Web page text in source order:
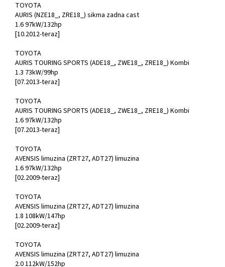
TOYOTA
AURIS (NZE18_, ZRE18_) sikma zadna cast
1.6 97kW/132hp
[10.2012-teraz]
TOYOTA
AURIS TOURING SPORTS (ADE18_, ZWE18_, ZRE18_) Kombi
1.3 73kW/99hp
[07.2013-teraz]
TOYOTA
AURIS TOURING SPORTS (ADE18_, ZWE18_, ZRE18_) Kombi
1.6 97kW/132hp
[07.2013-teraz]
TOYOTA
AVENSIS limuzina (ZRT27, ADT27) limuzina
1.6 97kW/132hp
[02.2009-teraz]
TOYOTA
AVENSIS limuzina (ZRT27, ADT27) limuzina
1.8 108kW/147hp
[02.2009-teraz]
TOYOTA
AVENSIS limuzina (ZRT27, ADT27) limuzina
2.0 112kW/152hp